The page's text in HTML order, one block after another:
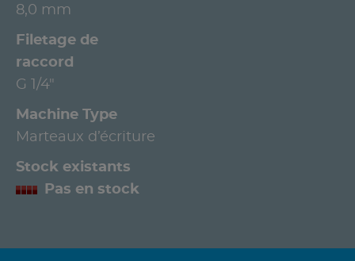
8,0 mm
Filetage de
raccord
G 1/4"
Machine Type
Marteaux d’écriture
Stock existants
Pas en stock